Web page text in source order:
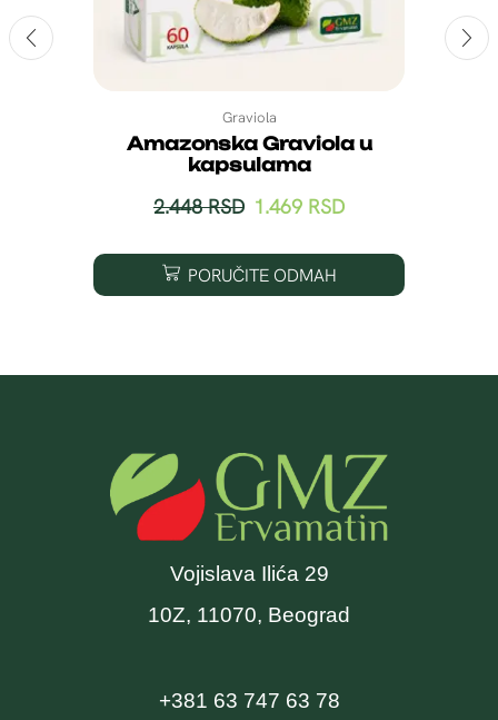
Graviola
Amazonska Graviola u
kapsulama
2.448RSD 1.469 RSD
PORUČITE ODMAH
Vojislava Ilića 29
10Z, 11070, Beograd
+381 63 747 63 78